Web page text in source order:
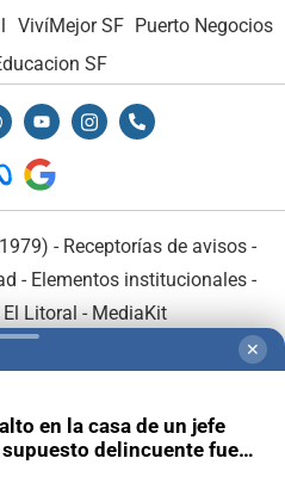
VivíMejor SF Puerto Negocios
SF
- Receptorías de avisos -
- Elementos institucionales-
Litoral - MediaKit
✕
en la casa de un jefe
delincuente fue